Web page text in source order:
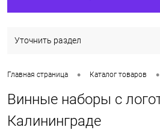
Уточнить раздел
Главная страница • Каталог товаров •
Винные наборы с
Калининграде